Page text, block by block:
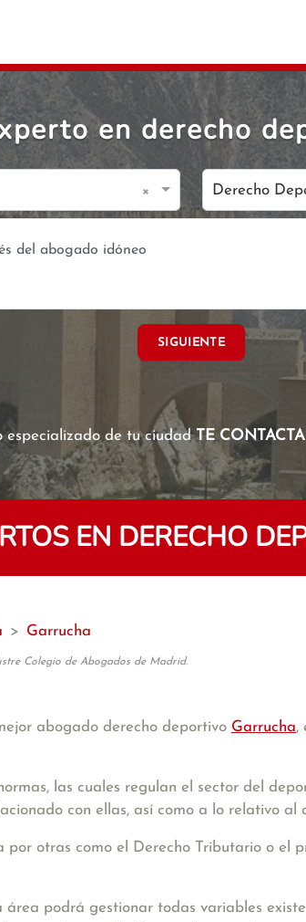
en derecho
× Derecho
SIGUIENTE
especializado de tu ciudadTE
EN DERECHO
> Garrucha
Colegio de Abogados de Madrid.
abogado derecho deportivo Garrucha,
las cuales regulan el sector del
con ellas, así como a lo relativo al
otras como el Derecho Tributario o el
área podrá gestionar todas variables